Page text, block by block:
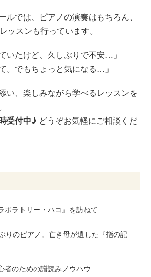
ルでは、ピアノの演奏はもちろん、
ッスンも行っています。
いたけど、久しぶりで不安…」
。でもちょっと気になる…」
い、楽しみながら学べるレッスンを
受付中♪ どうぞお気軽にご相談くだ
ボラトリー・ハコ』を訪ねて
りのピアノ。亡き母が遺した『指の記
者のための譜読みノウハウ